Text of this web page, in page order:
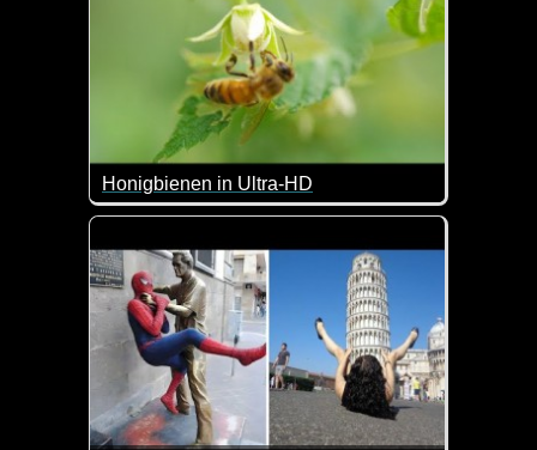
Honigbienen in Ultra-HD
Was für ein geniales Video von Honigbienen.